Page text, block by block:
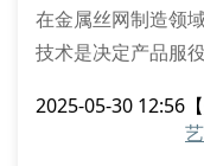
在金属丝网制造领
技术是决定产品服
蚀敏感性指数（cct
用于化工介质渗透场
2025-05-30 12:56 【